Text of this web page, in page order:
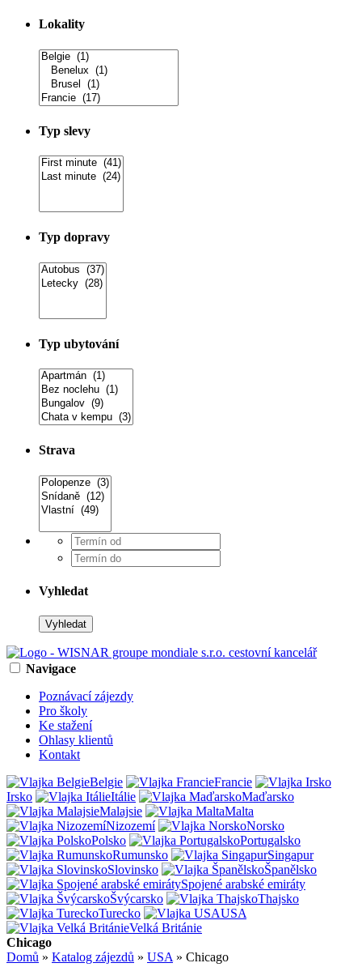
Lokality
Typ slevy
Typ dopravy
Typ ubytování
Strava
Vyhledat
Navigace
Poznávací zájezdy
Pro školy
Ke stažení
Ohlasy klientů
Kontakt
Belgie
Francie
Irsko
Itálie
Maďarsko
Malajsie
Malta
Nizozemí
Norsko
Polsko
Portugalsko
Rumunsko
Singapur
Slovinsko
Španělsko
Spojené arabské emiráty
Švýcarsko
Thajsko
Turecko
USA
Velká Británie
Chicago
Domů » Katalog zájezdů » USA » Chicago